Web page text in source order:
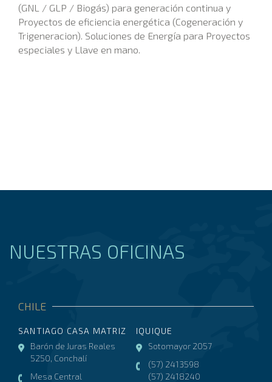
(GNL / GLP / Biogás) para generación continua y
Proyectos de eficiencia energética (Cogeneración y
Trigeneracion). Soluciones de Energía para Proyectos
especiales y Llave en mano.
NUESTRAS OFICINAS
CHILE
SANTIAGO CASA MATRIZ
Barón de Juras Reales
5250, Conchalí
Mesa Central
IQUIQUE
Sotomayor 2057
(57) 2413598
(57) 2418240